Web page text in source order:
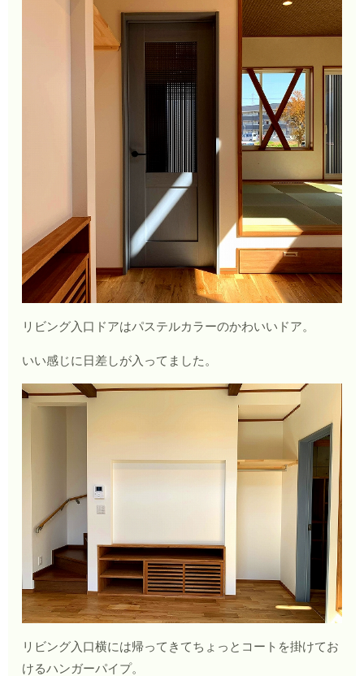
リビング入口ドアはパステルカラーのかわいいドア。
いい感じに日差しが入ってました。
リビング入口横には帰ってきてちょっとコートを掛けてお
けるハンガーパイプ。